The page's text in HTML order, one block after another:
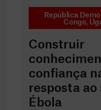
República
Congo,
Construir
confiança
resposta ao
Ébola